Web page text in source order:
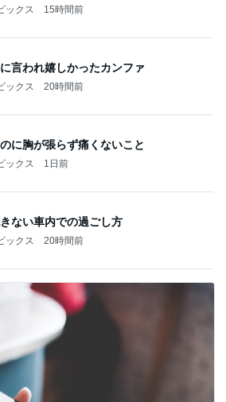
ックス 15時間前
に言われ嬉しかったカンファ
ックス 20時間前
に胸が張らず痛くないこと
ックス 1日前
ない車内での過ごし方
ックス 20時間前